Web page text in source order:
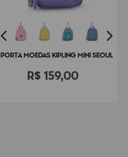
PORTA MOEDAS KIPLING MINI SEOUL
R$159,00